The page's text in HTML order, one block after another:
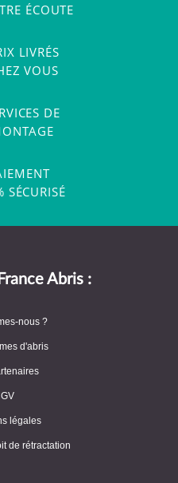
ÉCOUTE
LIVRÉS
VOUS
DE
SÉCURISÉ
Abris :
nous ?
d'abris
légales
de rétractation